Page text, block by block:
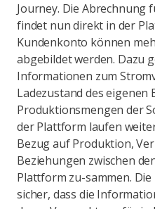
Journey. Die Abrechnung
findet nun direkt in der
Kundenkonto können
abgebildet werden. Dazu
Informationen zum
Ladezustand des
Produktionsmengen der
der Plattform laufen
Bezug auf Produktion,
Beziehungen zwischen
Plattform zu-sammen.
sicher, dass die